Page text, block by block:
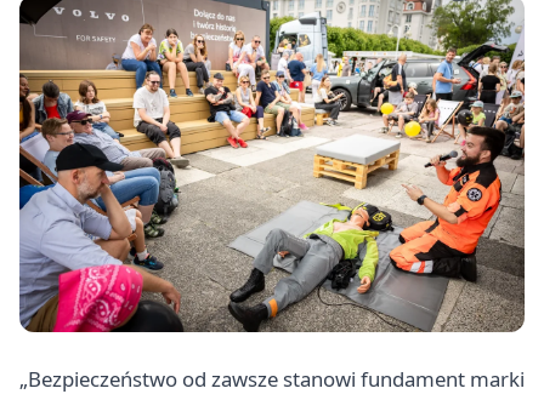
„Bezpieczeństwo od zawsze stanowi fundament marki